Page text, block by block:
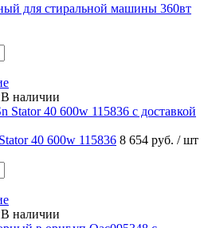
для стиральной машины 360вт
В наличии
40 600w 115836 8 654 руб. / шт
В наличии